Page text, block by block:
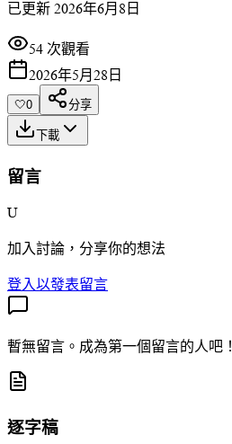
已更新 2026年6月8日
54 次觀看
2026年5月28日
🤍0 分享
下載
留言
U
加入討論，分享你的想法
登入以發表留言
暫無留言。成為第一個留言的人吧！
逐字稿